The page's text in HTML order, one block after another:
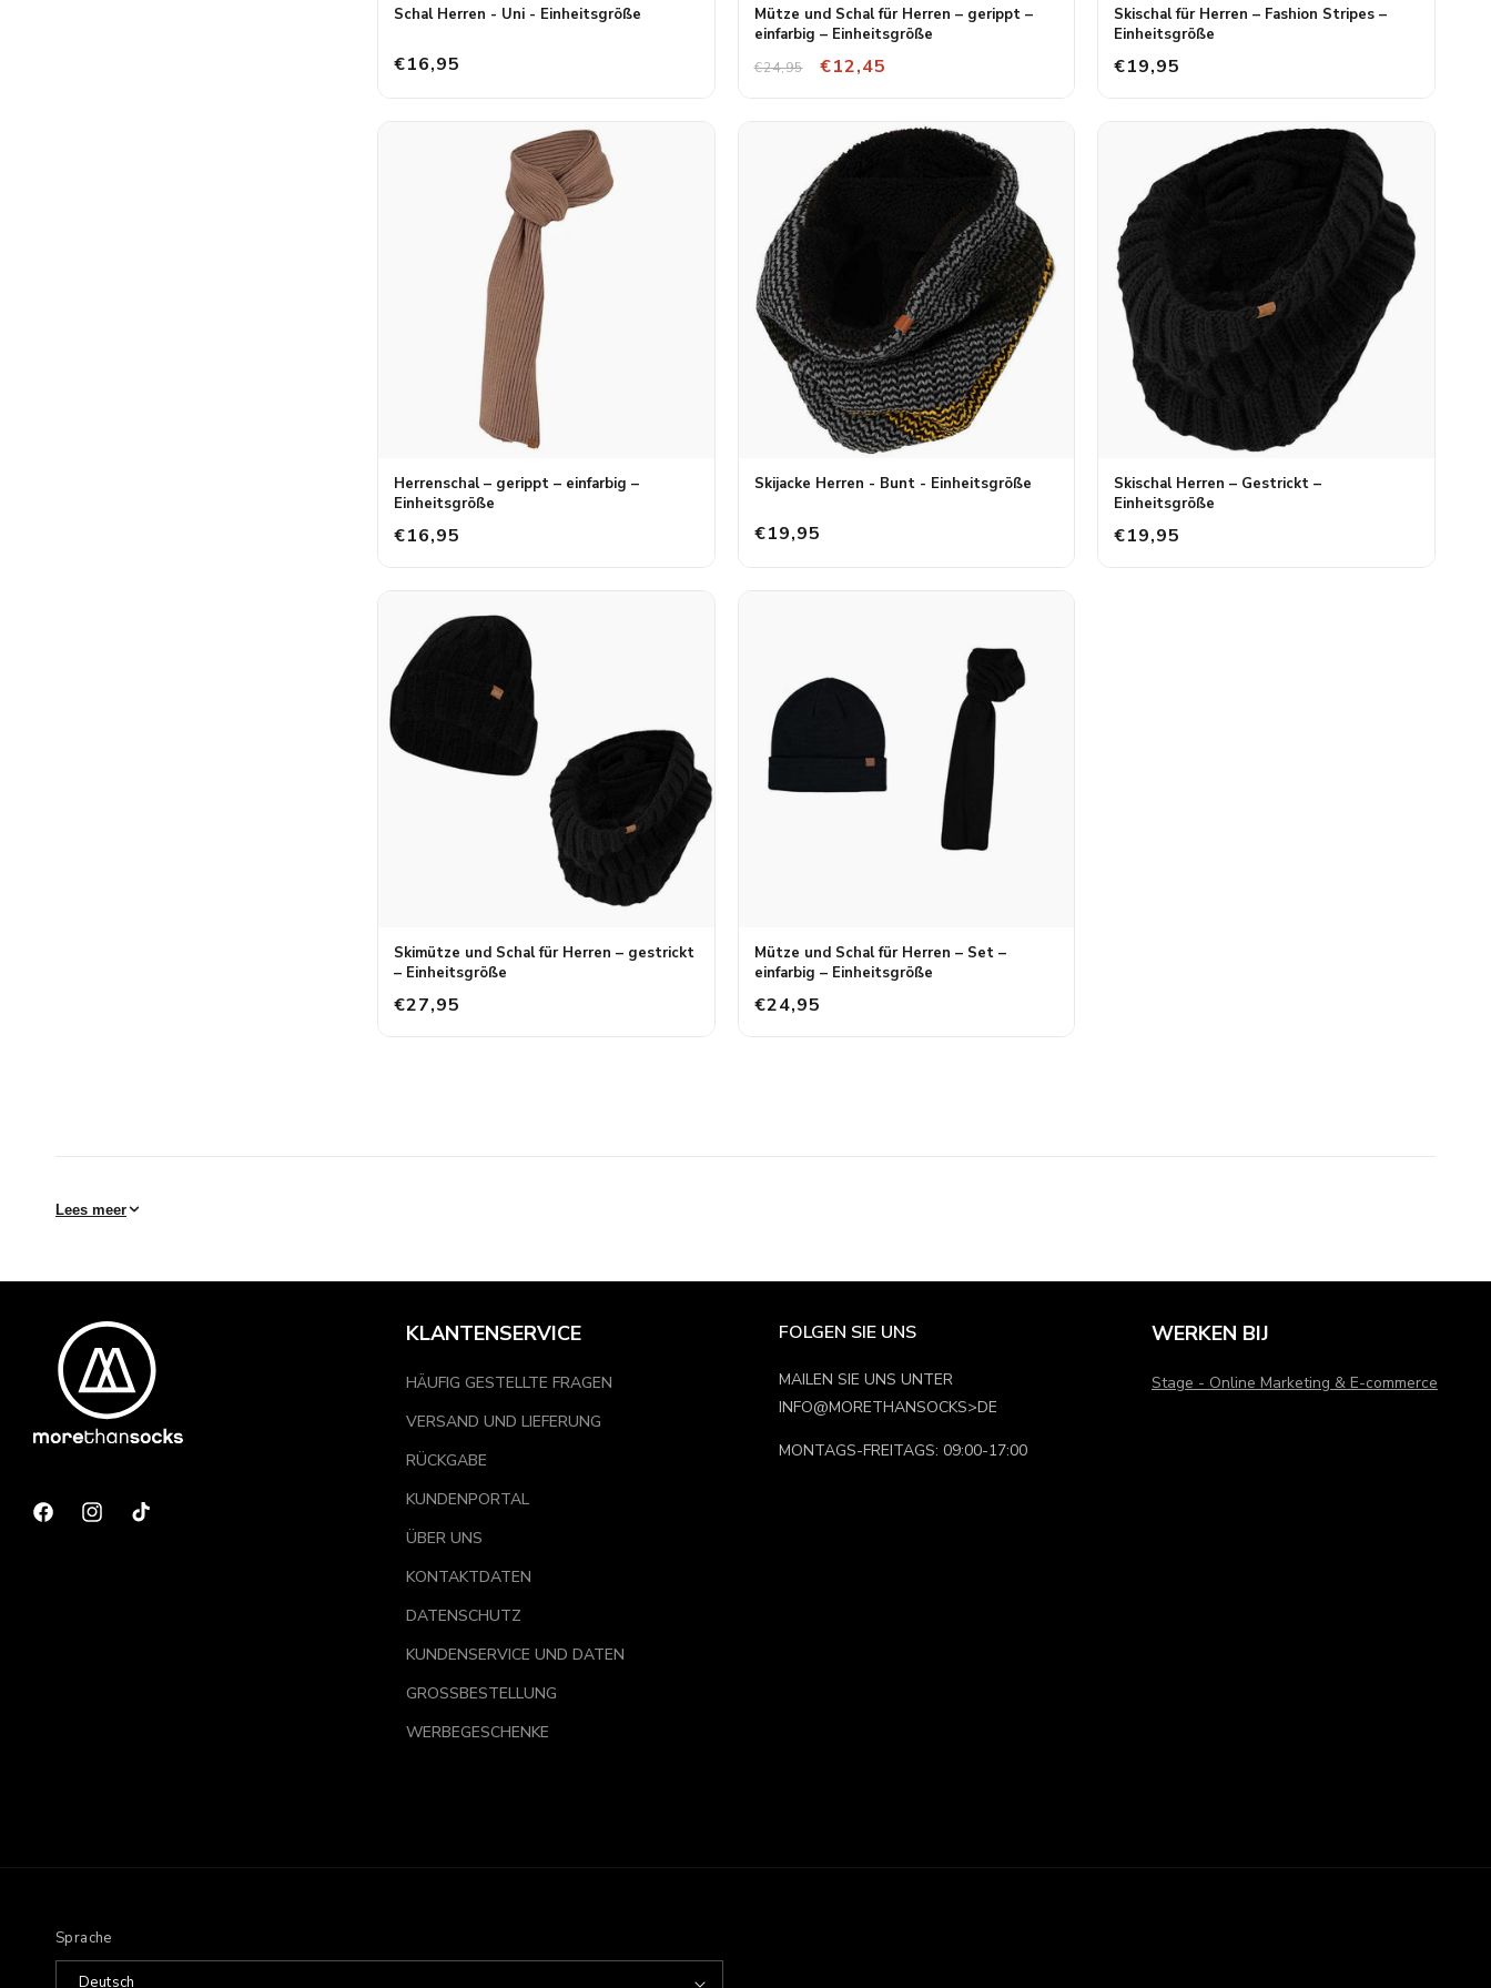
Schal Herren - Uni - Einheitsgröße
€16,95
Mütze und Schal für Herren – gerippt –
einfarbig – Einheitsgröße
€24,95 €12,45
Skischal für Herren – Fashion Stripes –
Einheitsgröße
€19,95
Herrenschal – gerippt – einfarbig –
Einheitsgröße
€16,95
Skijacke Herren - Bunt - Einheitsgröße
€19,95
Skischal Herren – Gestrickt –
Einheitsgröße
€19,95
Skimütze und Schal für Herren – gestrickt
– Einheitsgröße
€27,95
Mütze und Schal für Herren – Set –
einfarbig – Einheitsgröße
€24,95
Lees meer
FacebookInstagramTikTok
KLANTENSERVICE
HÄUFIG GESTELLTE FRAGEN
VERSAND UND LIEFERUNG
RÜCKGABE
KUNDENPORTAL
ÜBER UNS
KONTAKTDATEN
DATENSCHUTZ
KUNDENSERVICE UND DATEN
GROSSBESTELLUNG
WERBEGESCHENKE
FOLGEN SIE UNS
MAILEN SIE UNS UNTER
INFO@MORETHANSOCKS>DE
MONTAGS-FREITAGS: 09:00-17:00
WERKEN BIJ
Stage - Online Marketing & E-commerce
Sprache
Deutsch